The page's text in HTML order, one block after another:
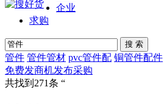
企业
求购
搜 索
管件 管件管材 pvc管件配 铜管件配件
免费发商机发布采购
共找到271条 “